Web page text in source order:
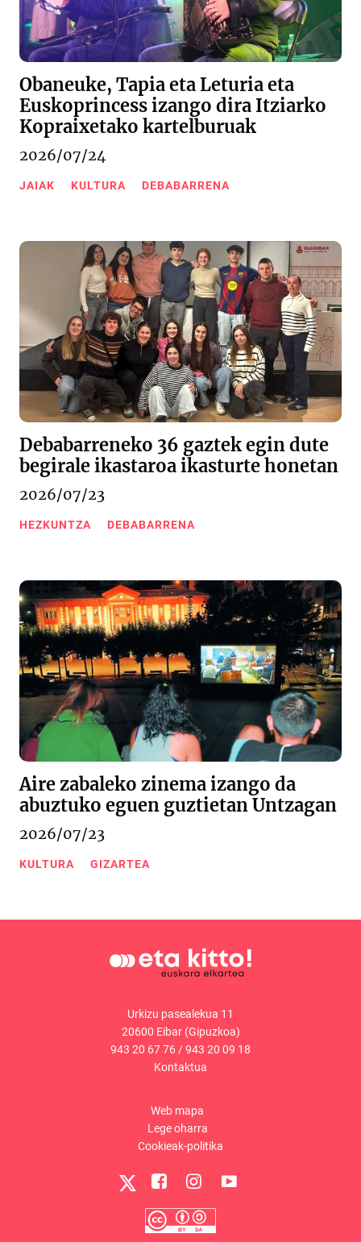
Obaneuke, Tapia eta Leturia eta
Euskoprincess izango dira Itziarko
Kopraixetako kartelburuak
2026/07/24
JAIAK KULTURA DEBABARRENA
Debabarreneko 36 gaztek egin dute
begirale ikastaroa ikasturte honetan
2026/07/23
HEZKUNTZA DEBABARRENA
Aire zabaleko zinema izango da
abuztuko eguen guztietan Untzagan
2026/07/23
KULTURA GIZARTEA
Urkizu pasealekua 11
20600 Eibar (Gipuzkoa)
943 20 67 76/943 20 09 18
Kontaktua
Web mapa
Lege oharra
Cookieak-politika